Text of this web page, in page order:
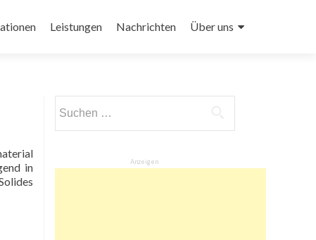
Leistungen Nachrichten Über uns
in
nach:
Anzeigen